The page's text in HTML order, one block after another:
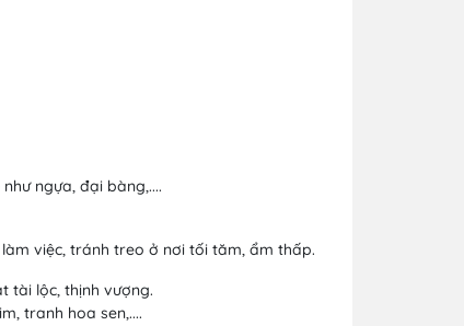
ngựa, đại bàng,....
việc, tránh treo ở nơi tối tăm, ẩm thấp.
tài lộc, thịnh vượng.
tranh hoa sen,....